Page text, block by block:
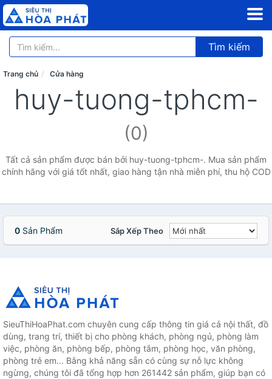
Tìm kiếm
Trang chủ Cửa hàng
huy-tuong-tphcm-
(0)
Tất cả sản phẩm được bán bởi huy-tuong-tphcm-. Mua sản phẩm
chính hãng với giá tốt nhất, giao hàng tận nhà miễn phí, thu hộ COD
0 Sản Phẩm Sắp Xếp Theo
SieuThiHoaPhat.com chuyên cung cấp thông tin giá cả nội thất, đồ
dùng, trang trí, thiết bị cho phòng khách, phòng ngủ, phòng làm
việc, phòng ăn, phòng bếp, phòng tắm, phòng học, văn phòng,
phòng trẻ em... Bằng khả năng sẵn có cùng sự nỗ lực không
ngừng, chúng tôi đã tổng hợp hơn 261442 sản phẩm, giúp bạn có